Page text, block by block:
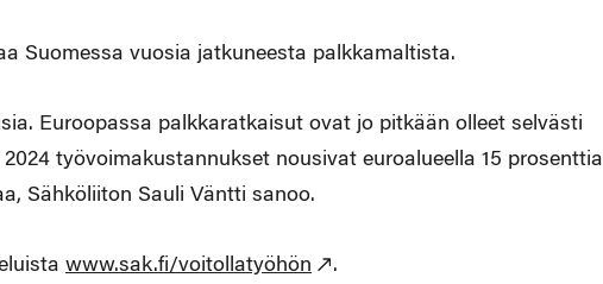
Suomessa vuosia jatkuneesta palkkamaltista.
Euroopassa palkkaratkaisut ovat jo pitkään olleet selvästi
työvoimakustannukset nousivat euroalueella 15 prosenttia
Sähköliiton Sauli Väntti sanoo.
www.sak.fi/voitollatyöhön .